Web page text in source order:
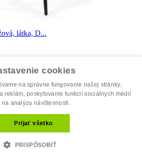
látka, D...
cookies
na správne fungovanie našej stránky,
reklám, poskytovanie funkcií sociálnych médií
na analýzu návštevnosti.
Prijať všetko
PRISPÔSOBIŤ